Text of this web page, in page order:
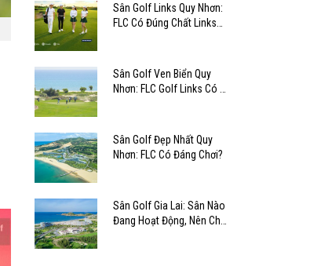
Sân Golf Links Quy Nhơn:
FLC Có Đúng Chất Links
Sân Golf Ven Biển Quy
Nhơn: FLC Golf Links Có Gì
Sân Golf Đẹp Nhất Quy
Nhơn: FLC Có Đáng Chơi?
Sân Golf Gia Lai: Sân Nào
Đang Hoạt Động, Nên Chơi